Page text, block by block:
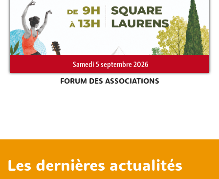
Samedi 5 septembre 2026
FORUM DES ASSOCIATIONS
Les dernières actualités